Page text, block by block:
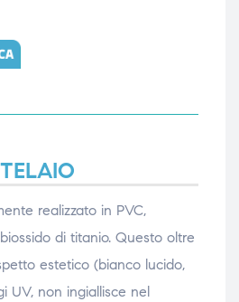
TELAIO
realizzato in PVC,
di titanio. Questo oltre
estetico (bianco lucido,
UV, non ingiallisce nel